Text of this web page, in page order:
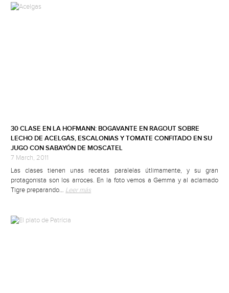
30 CLASE EN LA HOFMANN: BOGAVANTE EN RAGOUT SOBRE
LECHO DE ACELGAS, ESCALONIAS Y TOMATE CONFITADO EN SU
JUGO CON SABAYÓN DE MOSCATEL
7 March, 2011
Las clases tienen unas recetas paralelas útlimamente, y su gran
protagonista son los arroces. En la foto vemos a Gemma y al aclamado
Tigre preparando… Leer más